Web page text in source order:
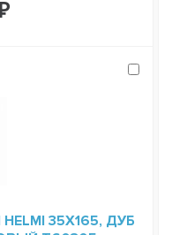
35Х165, ДУБ